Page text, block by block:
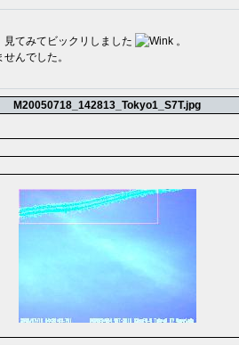
てみてビックリしました
。
んでした。
M20050718_142813_Tokyo1_S7T.jpg